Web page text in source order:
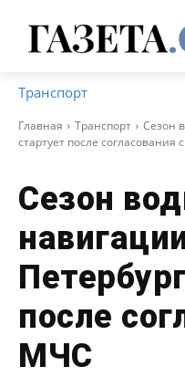
Транспорт
Главная Транспорт
Сезон
стартует после согласования
Сезон
после
МЧС